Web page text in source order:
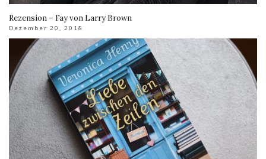
Rezension – Fay von Larry Brown
Dezember 20, 2018